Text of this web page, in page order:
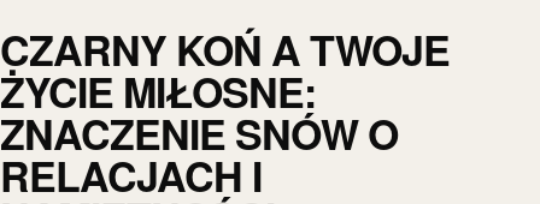
CZARNY KOŃ A TWOJE
ŻYCIE MIŁOSNE:
ZNACZENIE SNÓW O
RELACJACH I